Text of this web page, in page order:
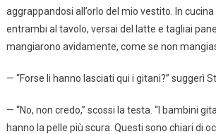
aggrappandosi all’orlo del mio vestito. In
entrambi al tavolo, versai del latte e tagliai
mangiarono avidamente, come se non
— “Forse li hanno lasciati qui i gitani?” suggerì
— “No, non credo,” scossi la testa. “I bambini
hanno la pelle più scura. Questi sono chiari di